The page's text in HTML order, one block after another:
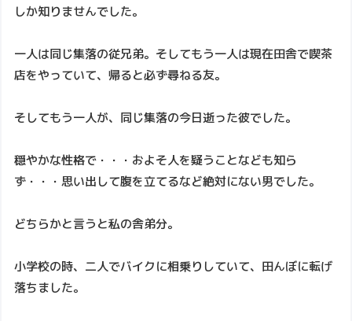
しか知りませんでした。
一人は同じ集落の従兄弟。そしてもう一人は現在田舎で喫茶
店をやっていて、帰ると必ず尋ねる友。
そしてもう一人が、同じ集落の今日逝った彼でした。
穏やかな性格で・・・およそ人を疑うことなども知ら
ず・・・思い出して腹を立てるなど絶対にない男でした。
どちらかと言うと私の舎弟分。
小学校の時、二人でバイクに相乗りしていて、田んぼに転げ
落ちました。